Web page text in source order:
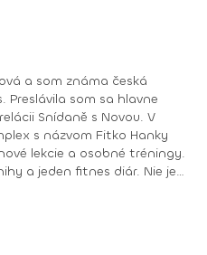
a som známa česká
Snídaně s Novou. V
Fitko Hanky
a jeden fitnes diár. Nie je
domovoch, preto
vytvoriť projekt pre deti z